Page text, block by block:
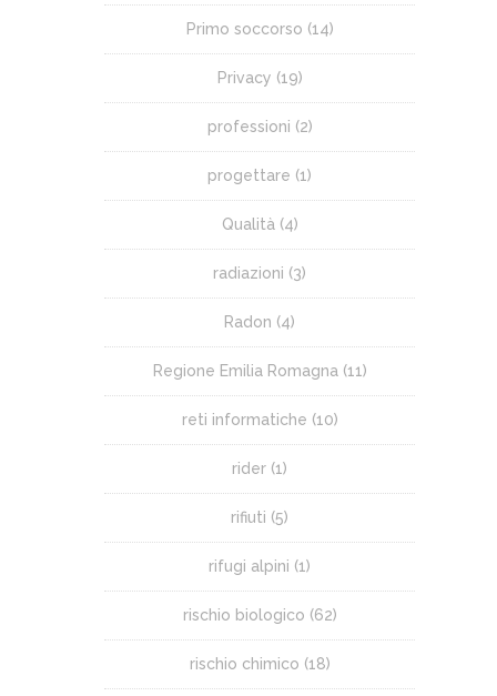
Primo soccorso (14)
Privacy (19)
professioni (2)
progettare (1)
Qualità (4)
radiazioni (3)
Radon (4)
Regione Emilia Romagna (11)
reti informatiche (10)
rider (1)
rifiuti (5)
rifugi alpini (1)
rischio biologico (62)
rischio chimico (18)